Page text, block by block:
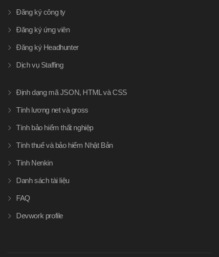
Đăng ký công ty
Đăng ký ứng viên
Đăng ký Headhunter
Dịch vụ Staffing
Định dạng mã JSON, HTML và CSS
Tính lương net và gross
Tính bảo hiểm thất nghiệp
Tính thuế và bảo hiểm Nhật Bản
Tính Nenkin
Danh sách tài liệu
FAQ
Devwork profile